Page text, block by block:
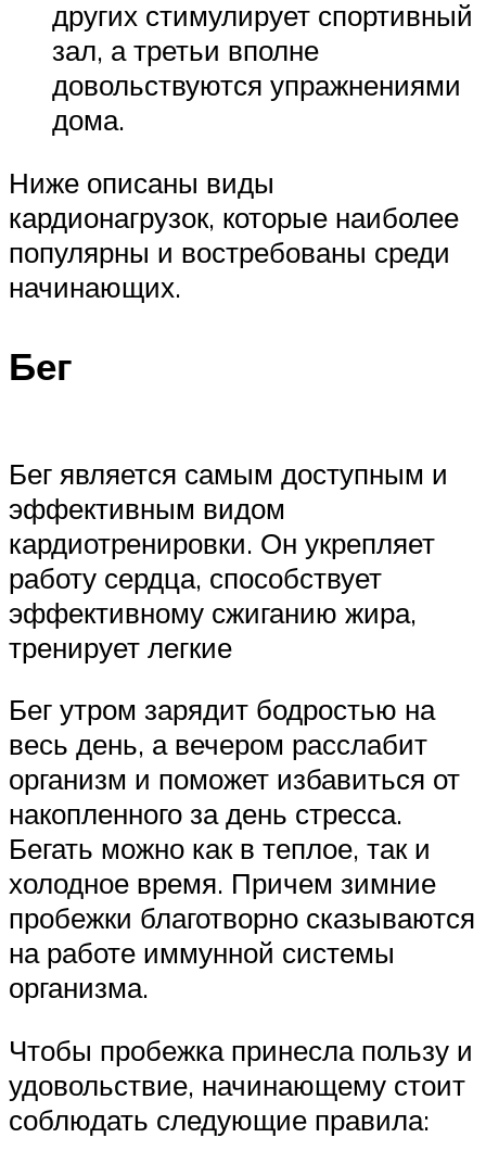
других стимулирует спортивный
зал, а третьи вполне
довольствуются упражнениями
дома.
Ниже описаны виды
кардионагрузок, которые наиболее
популярны и востребованы среди
начинающих.
Бег
Бег является самым доступным и
эффективным видом
кардиотренировки. Он укрепляет
работу сердца, способствует
эффективному сжиганию жира,
тренирует легкие
Бег утром зарядит бодростью на
весь день, а вечером расслабит
организм и поможет избавиться от
накопленного за день стресса.
Бегать можно как в теплое, так и
холодное время. Причем зимние
пробежки благотворно сказываются
на работе иммунной системы
организма.
Чтобы пробежка принесла пользу и
удовольствие, начинающему стоит
соблюдать следующие правила: